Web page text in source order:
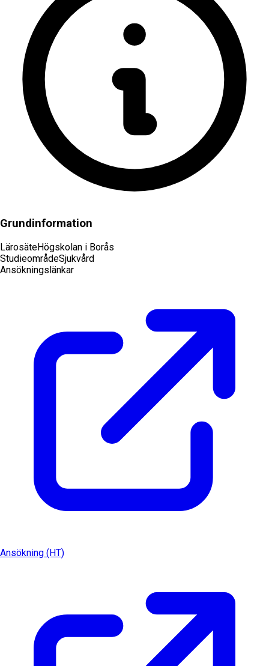
Grundinformation
LärosäteHögskolan i Borås
StudieområdeSjukvård
Ansökningslänkar
Ansökning (HT)